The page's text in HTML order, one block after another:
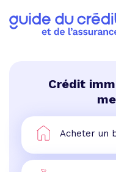
Crédit
Acheter un